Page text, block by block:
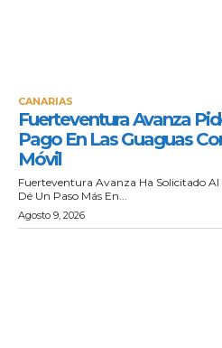
CANARIAS
Fuerteventura Avanza
Pago En Las Guaguas
Móvil
Fuerteventura Avanza Ha Solicitado
Dé Un Paso Más En...
Agosto 9, 2026